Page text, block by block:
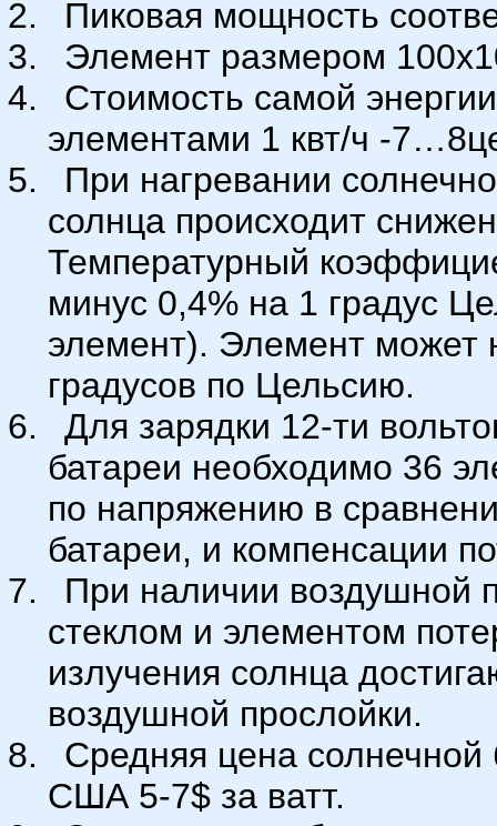
Пиковая мощность
Элемент размером
Стоимость самой
элементами 1 квт/ч -
При нагревании
солнца происходит
Температурный
минус 0,4% на 1 градус
элемент). Элемент может
градусов по Цельсию.
Для зарядки 12-ти
батареи необходимо 36
по напряжению в
батареи, и компенсации
При наличии воздушной
стеклом и элементом
излучения солнца
воздушной прослойки.
Средняя цена солнечной
США 5-7$ за ватт.